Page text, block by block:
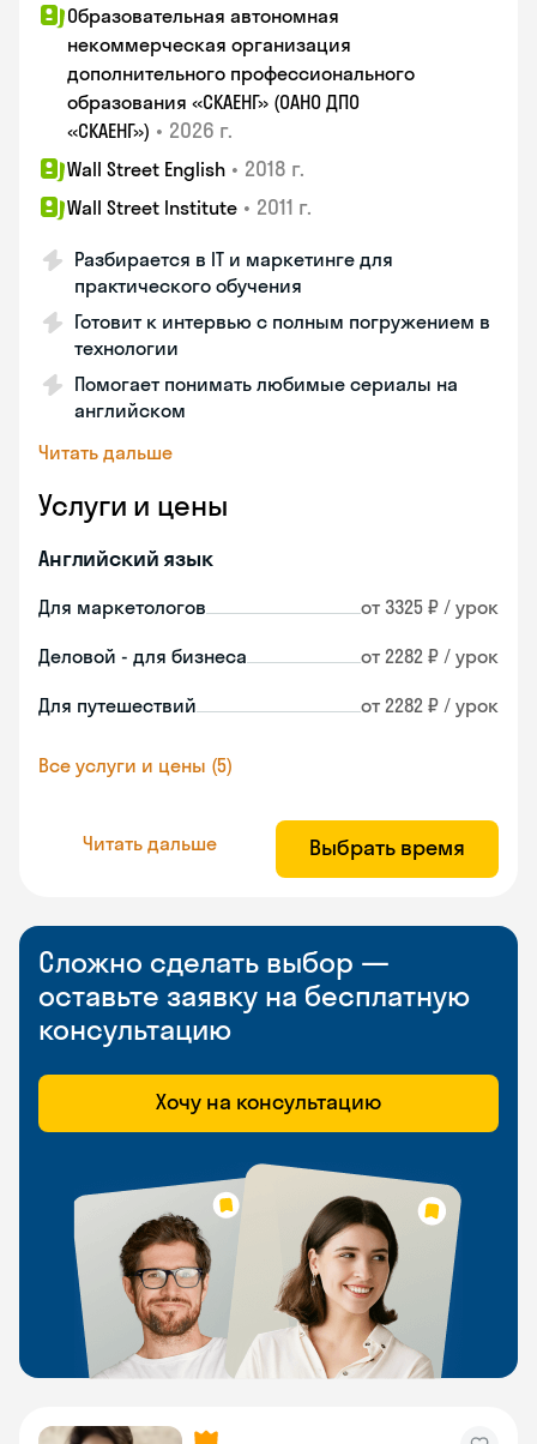
Образовательная автономная
некоммерческая организация
дополнительного профессионального
образования «СКАЕНГ» (ОАНО ДПО
«СКАЕНГ») • 2026 г.
Wall Street English • 2018 г.
Wall Street Institute • 2011 г.
Разбирается в IT и маркетинге для
практического обучения
Готовит к интервью с полным погружением в
технологии
Помогает понимать любимые сериалы на
английском
Читать дальше
Услуги и цены
Английский язык
Для маркетологов от 3325 ₽ / урок
Деловой - для бизнеса от 2282 ₽ / урок
Для путешествий от 2282 ₽ / урок
Все услуги и цены (5)
Читать дальше Выбрать время
Сложно сделать выбор —
оставьте заявку на бесплатную
консультацию
Хочу на консультацию